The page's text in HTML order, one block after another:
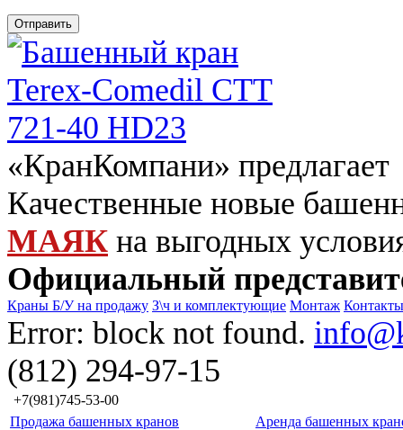
Отправить
«КранКомпани» предлагает
Качественные новые
МАЯК на выгодных
Официальный
Краны Б/У на продажу З\ч и комплектующие Монтаж Контакты
Error: block not found.
(812) 294-97-15
+7(981)745-53-00
Продажа башенных кранов
Аренда башенных